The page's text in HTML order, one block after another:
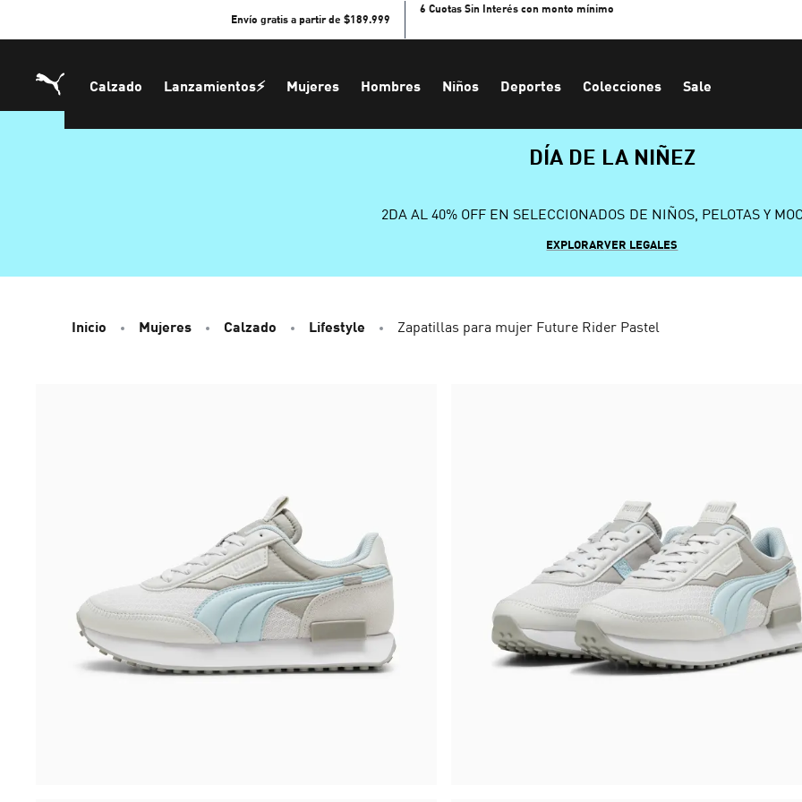
Envío gratis a partir de $189.999
6 Cuotas Sin Interés con monto mínimo
Calzado Lanzamientos⚡ Mujeres Hombres Niños Deportes Colecciones Sale
DÍA DE LA NIÑEZ
2DA AL 40% OFF EN SELECCIONADOS DE NIÑOS, PELOTAS Y
EXPLORARVER LEGALES
Inicio Mujeres Calzado Lifestyle Zapatillas para mujer Future Rider Pastel